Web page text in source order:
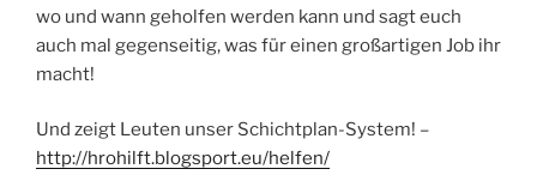
wo und wann geholfen werden kann und sagt euch
auch mal gegenseitig, was für einen großartigen Job ihr
macht!
Und zeigt Leuten unser Schichtplan-System! –
http://hrohilft.blogsport.eu/helfen/